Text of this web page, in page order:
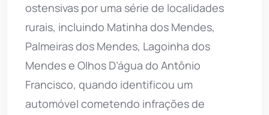
ostensivas por uma série de localidades
rurais, incluindo Matinha dos Mendes,
Palmeiras dos Mendes, Lagoinha dos
Mendes e Olhos D’água do Antônio
Francisco, quando identificou um
automóvel cometendo infrações de